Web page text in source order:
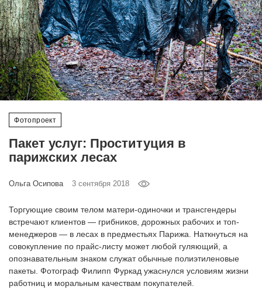
Фотопроект
Пакет услуг: Проституция в
парижских лесах
Ольга Осипова 3 сентября 2018
Торгующие своим телом матери-одиночки и трансгендеры
встречают клиентов — грибников, дорожных рабочих и топ-
менеджеров — в лесах в предместьях Парижа. Наткнуться на
совокупление по прайс-листу может любой гуляющий, а
опознавательным знаком служат обычные полиэтиленовые
пакеты. Фотограф Филипп Фуркад ужаснулся условиям жизни
работниц и моральным качествам покупателей.